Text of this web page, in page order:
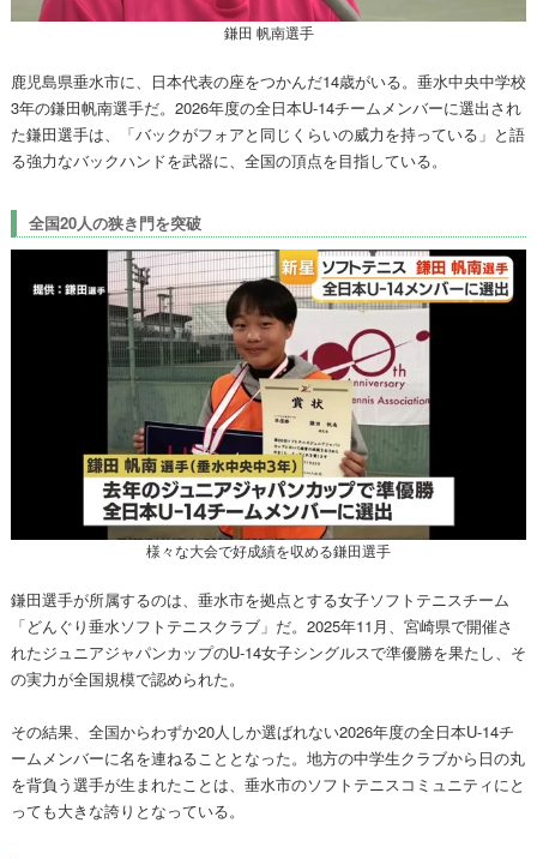
鎌田 帆南選手
鹿児島県垂水市に、日本代表の座をつかんだ14歳がいる。垂水中央中学校
3年の鎌田帆南選手だ。2026年度の全日本U-14チームメンバーに選出され
た鎌田選手は、「バックがフォアと同じくらいの威力を持っている」と語
る強力なバックハンドを武器に、全国の頂点を目指している。
全国20人の狭き門を突破
様々な大会で好成績を収める鎌田選手
鎌田選手が所属するのは、垂水市を拠点とする女子ソフトテニスチーム
「どんぐり垂水ソフトテニスクラブ」だ。2025年11月、宮崎県で開催さ
れたジュニアジャパンカップのU-14女子シングルスで準優勝を果たし、そ
の実力が全国規模で認められた。
その結果、全国からわずか20人しか選ばれない2026年度の全日本U-14チ
ームメンバーに名を連ねることとなった。地方の中学生クラブから日の丸
を背負う選手が生まれたことは、垂水市のソフトテニスコミュニティにと
っても大きな誇りとなっている。